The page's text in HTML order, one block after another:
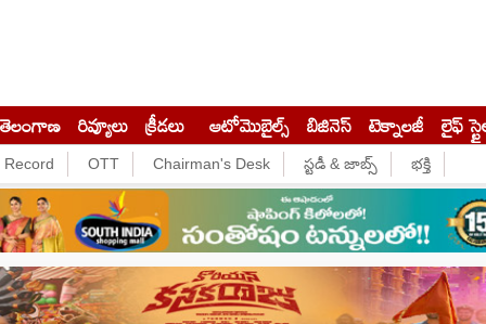
తెలంగాణ రివ్యూలు క్రీడలు ఆటోమొబైల్స్ బిజినెస్‌ టెక్నాలజీ లైఫ్
OTT Chairman's Desk స్టడీ & జాబ్స్ భక్తి